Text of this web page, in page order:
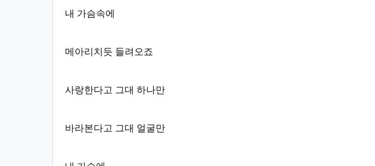
내 가슴속에
메아리치듯 들려오죠
사랑한다고 그대 하나만
바라본다고 그대 얼굴만